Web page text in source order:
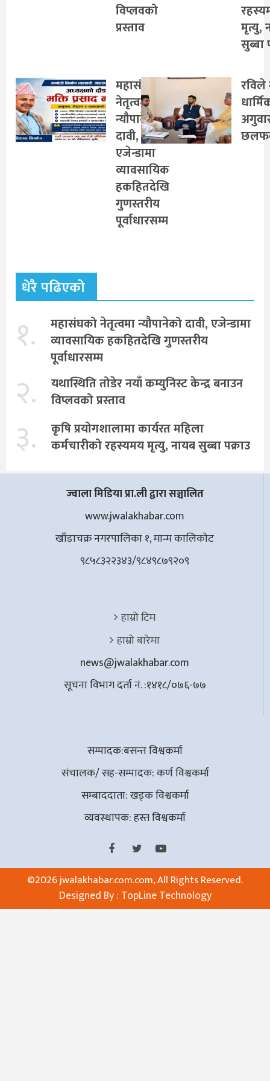
विप्लवको
प्रस्ताव
मृत्यु,
सुब्बा
महासंघको
नेतृत्वमा
न्यौपानेको
दावी,
एजेन्डामा
व्यावसायिक
हकहितदेखि
गुणस्तरीय
पूर्वाधारसम्म
रविले
धेरै पढिएको
१.
महासंघको नेतृत्वमा न्यौपानेको दावी, एजेन्डामा
व्यावसायिक हकहितदेखि गुणस्तरीय
पूर्वाधारसम्म
२.
यथास्थिति तोडेर नयाँ कम्युनिस्ट केन्द्र बनाउन
विप्लवको प्रस्ताव
३.
कृषि प्रयोगशालामा कार्यरत महिला
कर्मचारीको रहस्यमय मृत्यु, नायब सुब्बा पक्राउ
ज्वाला मिडिया प्रा.ली द्वारा सञ्चालित
www.jwalakhabar.com
खाँडाचक्र नगरपालिका १, मान्म कालिकाेट
९८५८३२२३४३/९८४९८७९२०९
हाम्रो टिम
हाम्रो बारेमा
news@jwalakhabar.com
सूचना विभाग दर्ता नं. :१४१८/०७६-७७
सम्पादक:बसन्त विश्वकर्मा
संचालक/ सह-सम्पादक: कर्ण विश्वकर्मा
सम्बाददाता: खड्क विश्वकर्मा
व्यवस्थापक: हस्त विश्वकर्मा
©2026 jwalakhabar.com.com, All Rights Reserved.
Designed By : TopLine Technology